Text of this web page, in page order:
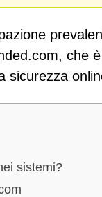
che
sicurezza
sistemi?